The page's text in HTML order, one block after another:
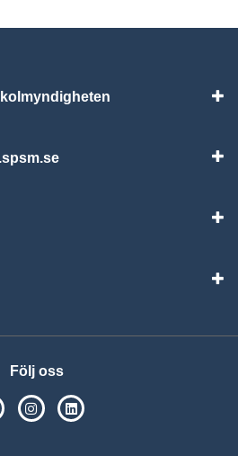
Följ oss
SPSM på Facebook
SPSM på Instagram